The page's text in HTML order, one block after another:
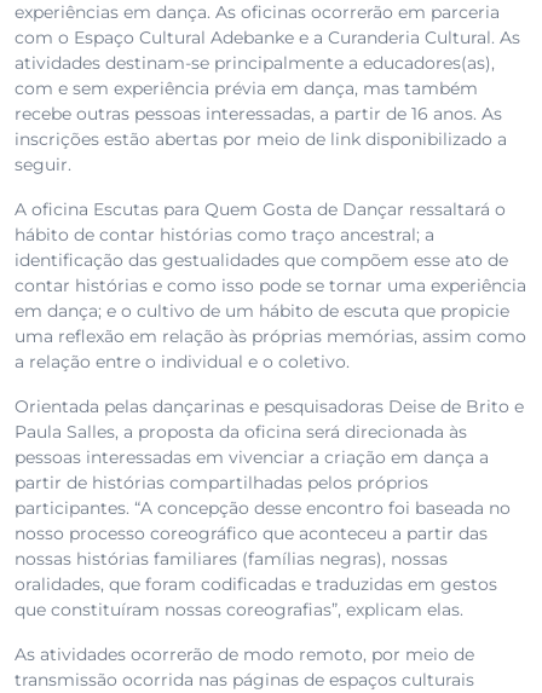
experiências em dança. As oficinas ocorrerão em parceria
com o Espaço Cultural Adebanke e a Curanderia Cultural. As
atividades destinam-se principalmente a educadores(as),
com e sem experiência prévia em dança, mas também
recebe outras pessoas interessadas, a partir de 16 anos. As
inscrições estão abertas por meio de link disponibilizado a
seguir.
A oficina Escutas para Quem Gosta de Dançar ressaltará o
hábito de contar histórias como traço ancestral; a
identificação das gestualidades que compõem esse ato de
contar histórias e como isso pode se tornar uma experiência
em dança; e o cultivo de um hábito de escuta que propicie
uma reflexão em relação às próprias memórias, assim como
a relação entre o individual e o coletivo.
Orientada pelas dançarinas e pesquisadoras Deise de Brito e
Paula Salles, a proposta da oficina será direcionada às
pessoas interessadas em vivenciar a criação em dança a
partir de histórias compartilhadas pelos próprios
participantes. “A concepção desse encontro foi baseada no
nosso processo coreográfico que aconteceu a partir das
nossas histórias familiares (famílias negras), nossas
oralidades, que foram codificadas e traduzidas em gestos
que constituíram nossas coreografias”, explicam elas.
As atividades ocorrerão de modo remoto, por meio de
transmissão ocorrida nas páginas de espaços culturais